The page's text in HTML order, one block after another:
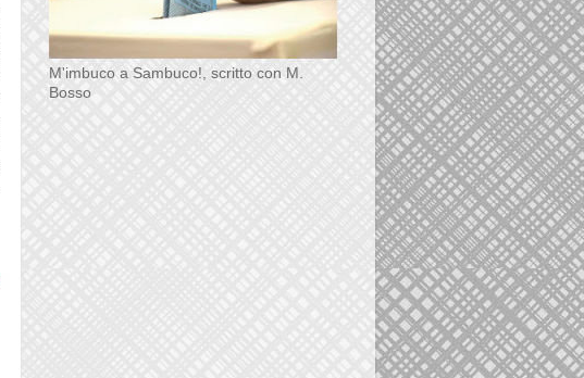
M'imbuco a Sambuco!, scritto con M.
Bosso